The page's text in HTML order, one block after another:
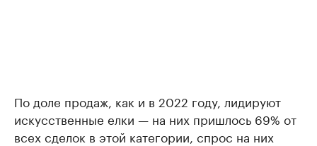
По доле продаж, как и в 2022 году, лидируют
искусственные елки — на них пришлось 69% от
всех сделок в этой категории, спрос на них